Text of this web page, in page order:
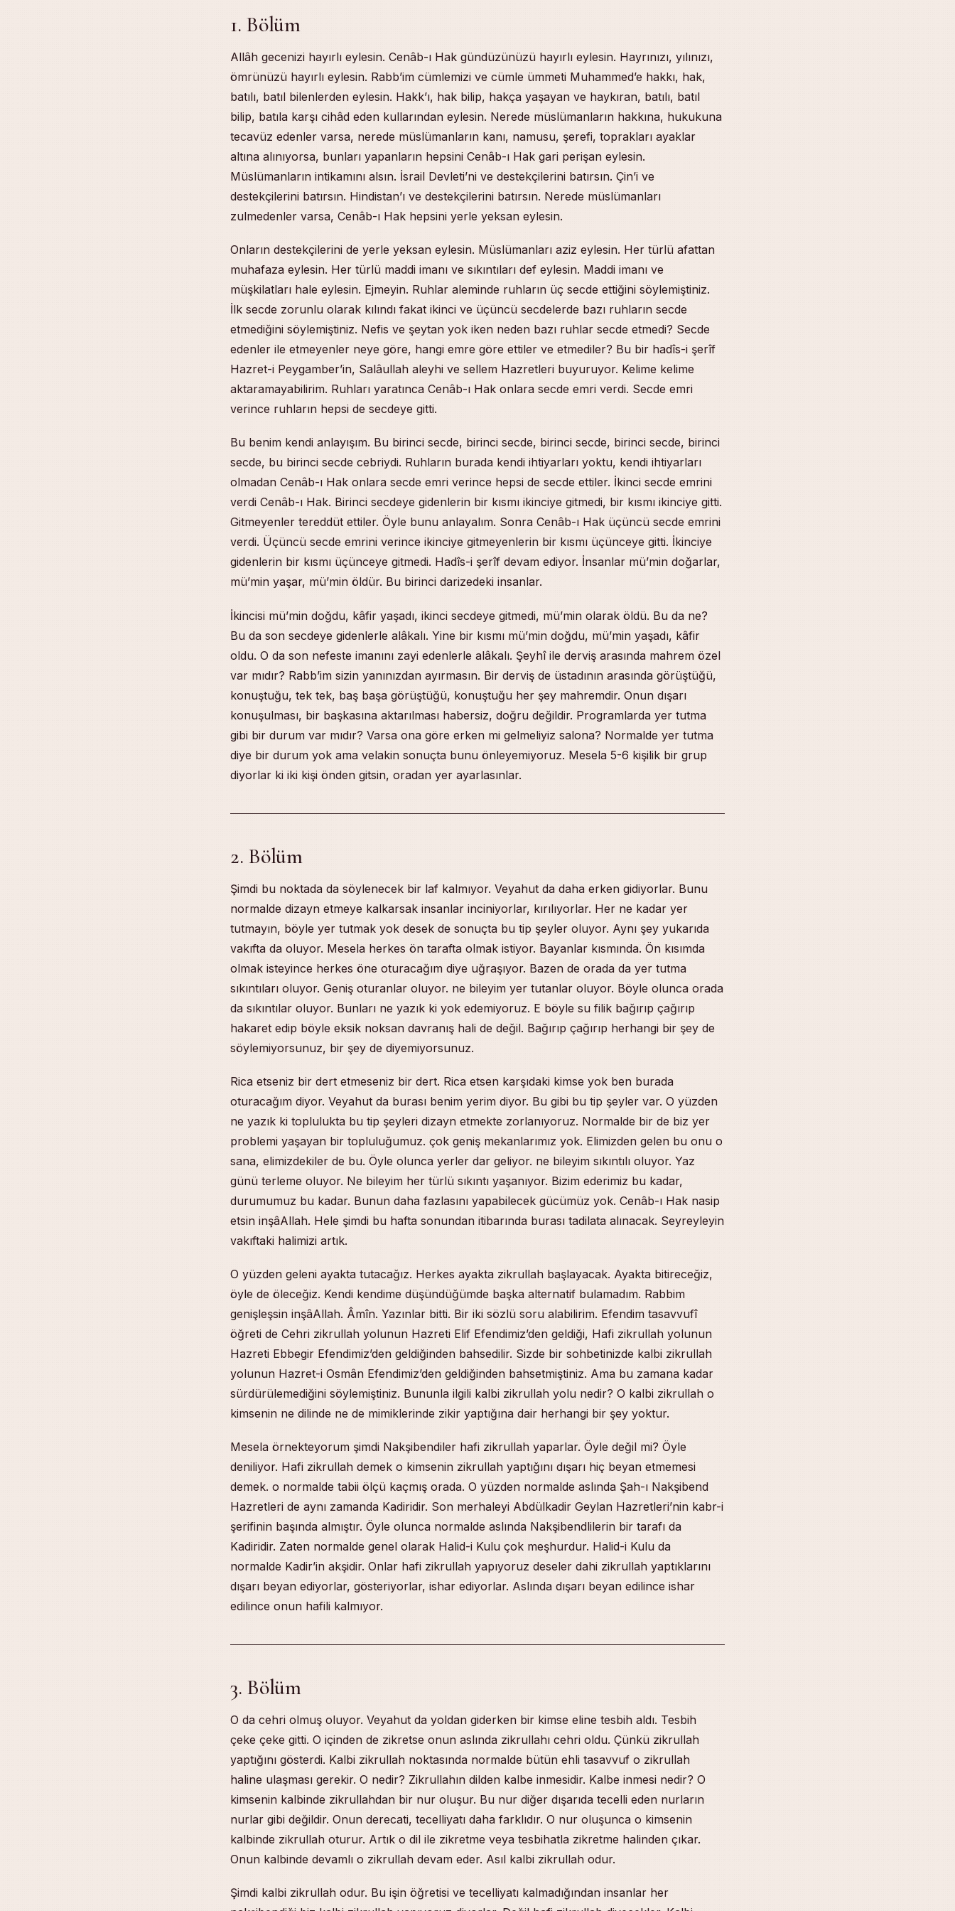
1. Bölüm
Allâh gecenizi hayırlı eylesin. Cenâb-ı Hak gündüzünüzü hayırlı eylesin. Hayrınızı, yılınızı,
ömrünüzü hayırlı eylesin. Rabb’im cümlemizi ve cümle ümmeti Muhammed’e hakkı, hak,
batılı, batıl bilenlerden eylesin. Hakk’ı, hak bilip, hakça yaşayan ve haykıran, batılı, batıl
bilip, batıla karşı cihâd eden kullarından eylesin. Nerede müslümanların hakkına, hukukuna
tecavüz edenler varsa, nerede müslümanların kanı, namusu, şerefi, toprakları ayaklar
altına alınıyorsa, bunları yapanların hepsini Cenâb-ı Hak gari perişan eylesin.
Müslümanların intikamını alsın. İsrail Devleti’ni ve destekçilerini batırsın. Çin’i ve
destekçilerini batırsın. Hindistan’ı ve destekçilerini batırsın. Nerede müslümanları
zulmedenler varsa, Cenâb-ı Hak hepsini yerle yeksan eylesin.
Onların destekçilerini de yerle yeksan eylesin. Müslümanları aziz eylesin. Her türlü afattan
muhafaza eylesin. Her türlü maddi imanı ve sıkıntıları def eylesin. Maddi imanı ve
müşkilatları hale eylesin. Ejmeyin. Ruhlar aleminde ruhların üç secde ettiğini söylemiştiniz.
İlk secde zorunlu olarak kılındı fakat ikinci ve üçüncü secdelerde bazı ruhların secde
etmediğini söylemiştiniz. Nefis ve şeytan yok iken neden bazı ruhlar secde etmedi? Secde
edenler ile etmeyenler neye göre, hangi emre göre ettiler ve etmediler? Bu bir hadîs-i şerîf
Hazret-i Peygamber’in, Salâullah aleyhi ve sellem Hazretleri buyuruyor. Kelime kelime
aktaramayabilirim. Ruhları yaratınca Cenâb-ı Hak onlara secde emri verdi. Secde emri
verince ruhların hepsi de secdeye gitti.
Bu benim kendi anlayışım. Bu birinci secde, birinci secde, birinci secde, birinci secde, birinci
secde, bu birinci secde cebriydi. Ruhların burada kendi ihtiyarları yoktu, kendi ihtiyarları
olmadan Cenâb-ı Hak onlara secde emri verince hepsi de secde ettiler. İkinci secde emrini
verdi Cenâb-ı Hak. Birinci secdeye gidenlerin bir kısmı ikinciye gitmedi, bir kısmı ikinciye gitti.
Gitmeyenler tereddüt ettiler. Öyle bunu anlayalım. Sonra Cenâb-ı Hak üçüncü secde emrini
verdi. Üçüncü secde emrini verince ikinciye gitmeyenlerin bir kısmı üçünceye gitti. İkinciye
gidenlerin bir kısmı üçünceye gitmedi. Hadîs-i şerîf devam ediyor. İnsanlar mü’min doğarlar,
mü’min yaşar, mü’min öldür. Bu birinci darizedeki insanlar.
İkincisi mü’min doğdu, kâfir yaşadı, ikinci secdeye gitmedi, mü’min olarak öldü. Bu da ne?
Bu da son secdeye gidenlerle alâkalı. Yine bir kısmı mü’min doğdu, mü’min yaşadı, kâfir
oldu. O da son nefeste imanını zayi edenlerle alâkalı. Şeyhî ile derviş arasında mahrem özel
var mıdır? Rabb’im sizin yanınızdan ayırmasın. Bir derviş de üstadının arasında görüştüğü,
konuştuğu, tek tek, baş başa görüştüğü, konuştuğu her şey mahremdir. Onun dışarı
konuşulması, bir başkasına aktarılması habersiz, doğru değildir. Programlarda yer tutma
gibi bir durum var mıdır? Varsa ona göre erken mi gelmeliyiz salona? Normalde yer tutma
diye bir durum yok ama velakin sonuçta bunu önleyemiyoruz. Mesela 5-6 kişilik bir grup
diyorlar ki iki kişi önden gitsin, oradan yer ayarlasınlar.
2. Bölüm
Şimdi bu noktada da söylenecek bir laf kalmıyor. Veyahut da daha erken gidiyorlar. Bunu
normalde dizayn etmeye kalkarsak insanlar inciniyorlar, kırılıyorlar. Her ne kadar yer
tutmayın, böyle yer tutmak yok desek de sonuçta bu tip şeyler oluyor. Aynı şey yukarıda
vakıfta da oluyor. Mesela herkes ön tarafta olmak istiyor. Bayanlar kısmında. Ön kısımda
olmak isteyince herkes öne oturacağım diye uğraşıyor. Bazen de orada da yer tutma
sıkıntıları oluyor. Geniş oturanlar oluyor. ne bileyim yer tutanlar oluyor. Böyle olunca orada
da sıkıntılar oluyor. Bunları ne yazık ki yok edemiyoruz. E böyle su filik bağırıp çağırıp
hakaret edip böyle eksik noksan davranış hali de değil. Bağırıp çağırıp herhangi bir şey de
söylemiyorsunuz, bir şey de diyemiyorsunuz.
Rica etseniz bir dert etmeseniz bir dert. Rica etsen karşıdaki kimse yok ben burada
oturacağım diyor. Veyahut da burası benim yerim diyor. Bu gibi bu tip şeyler var. O yüzden
ne yazık ki toplulukta bu tip şeyleri dizayn etmekte zorlanıyoruz. Normalde bir de biz yer
problemi yaşayan bir topluluğumuz. çok geniş mekanlarımız yok. Elimizden gelen bu onu o
sana, elimizdekiler de bu. Öyle olunca yerler dar geliyor. ne bileyim sıkıntılı oluyor. Yaz
günü terleme oluyor. Ne bileyim her türlü sıkıntı yaşanıyor. Bizim ederimiz bu kadar,
durumumuz bu kadar. Bunun daha fazlasını yapabilecek gücümüz yok. Cenâb-ı Hak nasip
etsin inşâAllah. Hele şimdi bu hafta sonundan itibarında burası tadilata alınacak. Seyreyleyin
vakıftaki halimizi artık.
O yüzden geleni ayakta tutacağız. Herkes ayakta zikrullah başlayacak. Ayakta bitireceğiz,
öyle de öleceğiz. Kendi kendime düşündüğümde başka alternatif bulamadım. Rabbim
genişleşsin inşâAllah. Âmîn. Yazınlar bitti. Bir iki sözlü soru alabilirim. Efendim tasavvufî
öğreti de Cehri zikrullah yolunun Hazreti Elif Efendimiz’den geldiği, Hafi zikrullah yolunun
Hazreti Ebbegir Efendimiz’den geldiğinden bahsedilir. Sizde bir sohbetinizde kalbi zikrullah
yolunun Hazret-i Osmân Efendimiz’den geldiğinden bahsetmiştiniz. Ama bu zamana kadar
sürdürülemediğini söylemiştiniz. Bununla ilgili kalbi zikrullah yolu nedir? O kalbi zikrullah o
kimsenin ne dilinde ne de mimiklerinde zikir yaptığına dair herhangi bir şey yoktur.
Mesela örnekteyorum şimdi Nakşibendiler hafi zikrullah yaparlar. Öyle değil mi? Öyle
deniliyor. Hafi zikrullah demek o kimsenin zikrullah yaptığını dışarı hiç beyan etmemesi
demek. o normalde tabii ölçü kaçmış orada. O yüzden normalde aslında Şah-ı Nakşibend
Hazretleri de aynı zamanda Kadiridir. Son merhaleyi Abdülkadir Geylan Hazretleri’nin kabr-i
şerifinin başında almıştır. Öyle olunca normalde aslında Nakşibendlilerin bir tarafı da
Kadiridir. Zaten normalde genel olarak Halid-i Kulu çok meşhurdur. Halid-i Kulu da
normalde Kadir’in akşidir. Onlar hafi zikrullah yapıyoruz deseler dahi zikrullah yaptıklarını
dışarı beyan ediyorlar, gösteriyorlar, ishar ediyorlar. Aslında dışarı beyan edilince ishar
edilince onun hafili kalmıyor.
3. Bölüm
O da cehri olmuş oluyor. Veyahut da yoldan giderken bir kimse eline tesbih aldı. Tesbih
çeke çeke gitti. O içinden de zikretse onun aslında zikrullahı cehri oldu. Çünkü zikrullah
yaptığını gösterdi. Kalbi zikrullah noktasında normalde bütün ehli tasavvuf o zikrullah
haline ulaşması gerekir. O nedir? Zikrullahın dilden kalbe inmesidir. Kalbe inmesi nedir? O
kimsenin kalbinde zikrullahdan bir nur oluşur. Bu nur diğer dışarıda tecelli eden nurların
nurlar gibi değildir. Onun derecati, tecelliyatı daha farklıdır. O nur oluşunca o kimsenin
kalbinde zikrullah oturur. Artık o dil ile zikretme veya tesbihatla zikretme halinden çıkar.
Onun kalbinde devamlı o zikrullah devam eder. Asıl kalbi zikrullah odur.
Şimdi kalbi zikrullah odur. Bu işin öğretisi ve tecelliyatı kalmadığından insanlar her